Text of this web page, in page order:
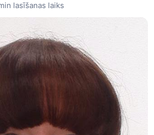
lasīšanas laiks